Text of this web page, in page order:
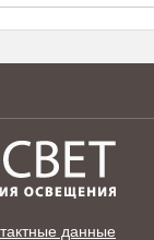
данные